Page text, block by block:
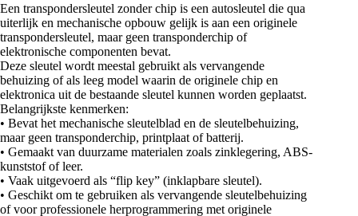
Een transpondersleutel zonder chip is een autosleutel die qua
uiterlijk en mechanische opbouw gelijk is aan een originele
transpondersleutel, maar geen transponderchip of
elektronische componenten bevat.
Deze sleutel wordt meestal gebruikt als vervangende
behuizing of als leeg model waarin de originele chip en
elektronica uit de bestaande sleutel kunnen worden geplaatst.
Belangrijkste kenmerken:
• Bevat het mechanische sleutelblad en de sleutelbehuizing,
maar geen transponderchip, printplaat of batterij.
• Gemaakt van duurzame materialen zoals zinklegering, ABS-
kunststof of leer.
• Vaak uitgevoerd als “flip key” (inklapbare sleutel).
• Geschikt om te gebruiken als vervangende sleutelbehuizing
of voor professionele herprogrammering met originele